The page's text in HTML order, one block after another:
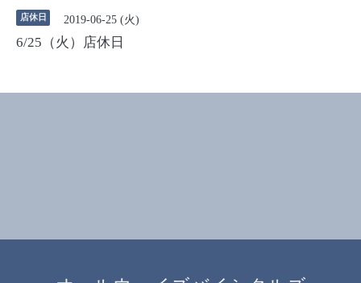
店休日 2019-06-25 (火)
6/25（火）店休日